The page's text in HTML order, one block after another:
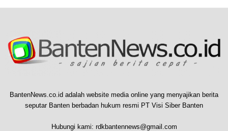
BantenNews.co.id adalah website media online yang menyajikan berita
seputar Banten berbadan hukum resmi PT Visi Siber Banten
Hubungi kami: rdkbantennews@gmail.com